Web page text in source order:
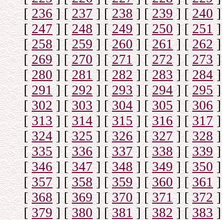
[236] [237] [238] [239] [240]
[247] [248] [249] [250] [251]
[258] [259] [260] [261] [262]
[269] [270] [271] [272] [273]
[ 280] [281] [282] [283] [284]
[291] [292] [293] [294] [295]
[302] [303] [304] [305] [ 306]
[313] [314] [315] [316] [317]
[324] [325] [326] [327] [328]
[335] [336] [337] [338] [339]
[346] [347] [348] [349] [350]
[357] [358] [359] [360] [ 361]
[368] [369] [370] [371] [372]
[379] [380] [381] [382] [383]